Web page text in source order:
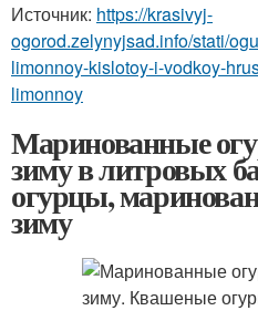
Источник: https://krasivyj-
ogorod.zelynyjsad.info/stati/
limonnoy-kislotoy-i-vodkoy-
limonnoy
Маринованные
зиму в литровых
огурцы,
зиму